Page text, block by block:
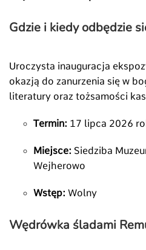
Gdzie i kiedy odbędzie
Uroczysta inauguracja
okazją do zanurzenia się w
literatury oraz tożsamości
Termin: 17 lipca 2026
Miejsce: Siedziba
Wejherowo
Wstęp: Wolny
Wędrówka śladami